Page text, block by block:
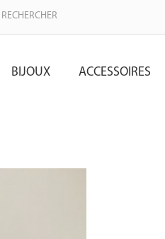
BIJOUX ACCESSOIRES